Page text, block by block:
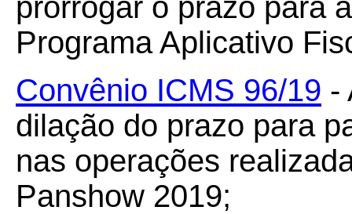
prorrogar o prazo para
Programa Aplicativo
Convênio ICMS 96/19 -
dilação do prazo para
nas operações
Panshow 2019;